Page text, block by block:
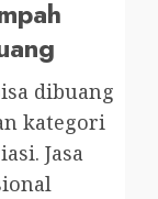
dibuang
kategori
Jasa